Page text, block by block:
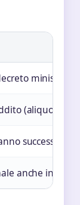
(aliquote 3%
successivo
anche in no